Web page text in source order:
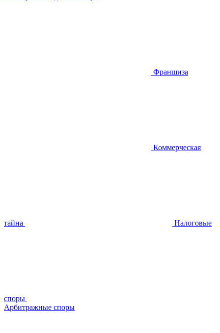
Франшиза
Коммерческая
тайна Налоговые
споры
Арбитражные споры